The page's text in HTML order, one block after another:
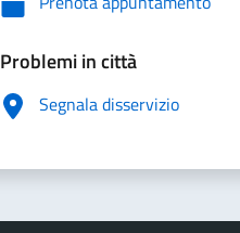
Problemi in città
Segnala disservizio